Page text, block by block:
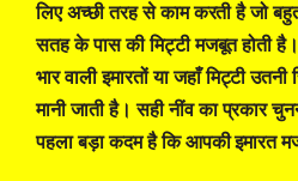
लिए अच्छी तरह से काम करती है जो
सतह के पास की मिट्टी मजबूत होती है।
भार वाली इमारतों या जहाँ मिट्टी
मानी जाती है। सही नींव का प्रकार
पहला बड़ा कदम है कि आपकी इमारत